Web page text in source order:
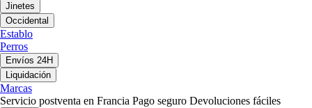
Jinetes
Occidental
Establo
Perros
Envíos 24H
Liquidación
Marcas
Servicio postventa en Francia Pago seguro Devoluciones fáciles